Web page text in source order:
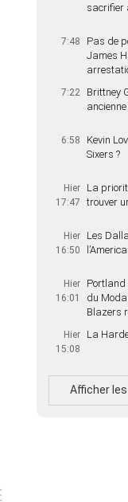
sacrifier
7:48
Pas de
James
7:22
Brittney
6:58
Kevin
Sixers ?
Hier
17:47
La
trouver
Hier
16:50
Les
Hier
16:01
Portland
du Moda
Blazers
Hier
15:08
La
Afficher